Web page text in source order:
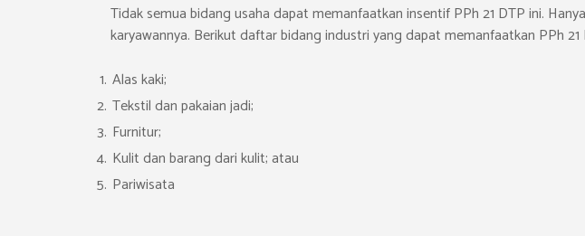
Tidak semua bidang usaha dapat memanfaatkan insentif PPh 21 DTP ini.
karyawannya. Berikut daftar bidang industri yang dapat memanfaatkan PPh 21
Alas kaki;
Tekstil dan pakaian jadi;
Furnitur;
Kulit dan barang dari kulit; atau
Pariwisata